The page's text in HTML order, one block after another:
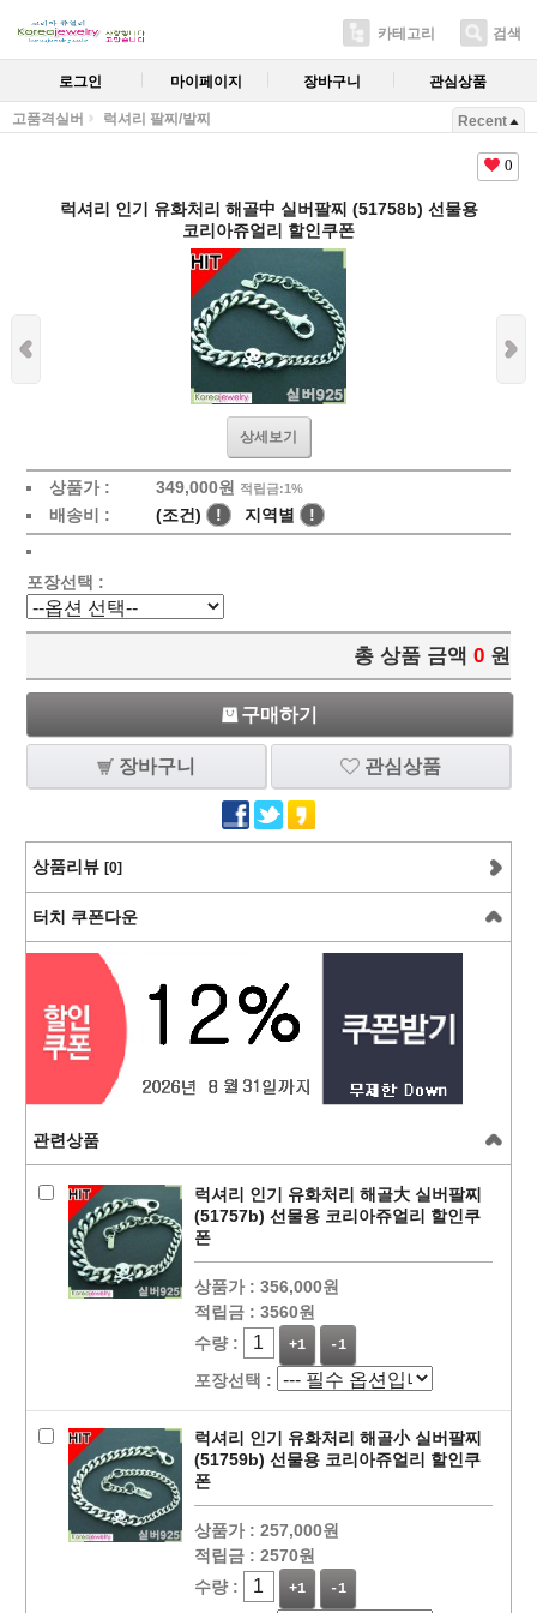
카테고리 검색
로그인 마이페이지 장바구니 관심상품
고품격실버 럭셔리 팔찌/발찌 Recent
0
럭셔리 인기 유화처리 해골中 실버팔찌 (51758b) 선물용
코리아쥬얼리 할인쿠폰
상세보기
상품가 : 349,000원 적립금:1%
배송비 : (조건) ! 지역별 !
포장선택 :
총 상품 금액 0 원
구매하기
장바구니 관심상품
상품리뷰 [0]
터치 쿠폰다운
관련상품
럭셔리 인기 유화처리 해골大 실버팔찌
(51757b) 선물용 코리아쥬얼리 할인쿠
폰
상품가 : 356,000원
적립금 : 3560원
수량 :
+1 -1
포장선택 :
럭셔리 인기 유화처리 해골小 실버팔찌
(51759b) 선물용 코리아쥬얼리 할인쿠
폰
상품가 : 257,000원
적립금 : 2570원
수량 :
+1 -1